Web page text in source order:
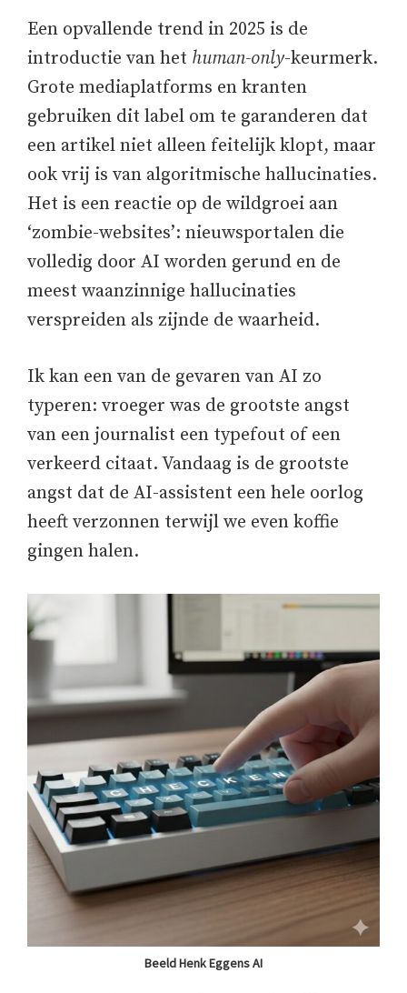
Een opvallende trend in 2025 is de
introductie van het human-only-keurmerk.
Grote mediaplatforms en kranten
gebruiken dit label om te garanderen dat
een artikel niet alleen feitelijk klopt, maar
ook vrij is van algoritmische hallucinaties.
Het is een reactie op de wildgroei aan
‘zombie-websites’: nieuwsportalen die
volledig door AI worden gerund en de
meest waanzinnige hallucinaties
verspreiden als zijnde de waarheid.
Ik kan een van de gevaren van AI zo
typeren: vroeger was de grootste angst
van een journalist een typefout of een
verkeerd citaat. Vandaag is de grootste
angst dat de AI-assistent een hele oorlog
heeft verzonnen terwijl we even koffie
gingen halen.
Beeld Henk Eggens AI